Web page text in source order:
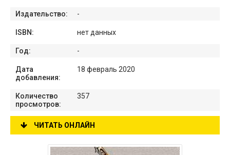
Издательство: -
ISBN: нет данных
Год: -
Дата
добавления:
18 февраль 2020
Количество
просмотров:
357
ЧИТАТЬ ОНЛАЙН